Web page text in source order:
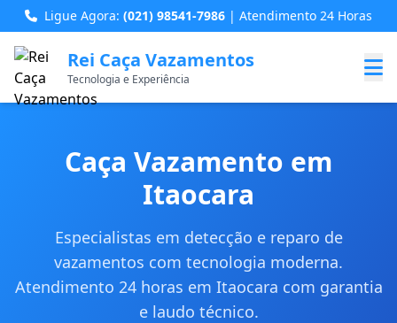
Ligue Agora: (021) 98541-7986 | Atendimento 24 Horas
Rei Caça Vazamentos
Tecnologia e Experiência
Caça Vazamento em
Itaocara
Especialistas em detecção e reparo de
vazamentos com tecnologia moderna.
Atendimento 24 horas em Itaocara com garantia
e laudo técnico.